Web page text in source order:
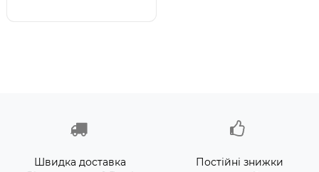
Швидка доставка
Постійні знижки